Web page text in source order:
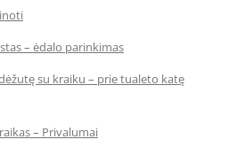
– ėdalo parinkimas
su kraiku – prie tualeto katę
– Privalumai